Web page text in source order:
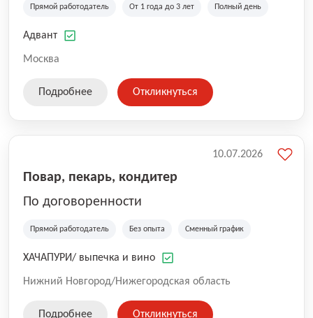
региональных клиентов. Мы работаем на рынке с
Казахстана и Беларуси, сотрудничая с компаниями из
Прямой работодатель От 1 года до 3 лет Полный день
Адвант
Москва
Подробнее Откликнуться
Повар, пекарь, кондитер
По договоренности
Прямой работодатель Без опыта Сменный график
ХАЧАПУРИ/ выпечка и вино
Нижний Новгород/Нижегородская область
10.07.2026
Подробнее Откликнуться